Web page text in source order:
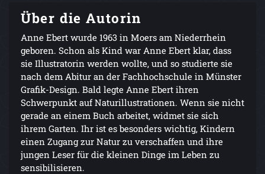
Über die Autorin
Anne Ebert wurde 1963 in Moers am Niederrhein
geboren. Schon als Kind war Anne Ebert klar, dass
sie Illustratorin werden wollte, und so studierte sie
nach dem Abitur an der Fachhochschule in Münster
Grafik-Design. Bald legte Anne Ebert ihren
Schwerpunkt auf Naturillustrationen. Wenn sie nicht
gerade an einem Buch arbeitet, widmet sie sich
ihrem Garten. Ihr ist es besonders wichtig, Kindern
einen Zugang zur Natur zu verschaffen und ihre
jungen Leser für die kleinen Dinge im Leben zu
sensibilisieren.